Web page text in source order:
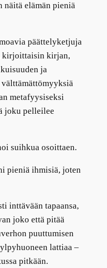
näitä elämän pieniä
päättelyketjuja
kirjoittaisin kirjan,
ja
metafyysiseksi
joku pelleilee
suihkua osoittaen.
pieniä ihmisiä, joten
inttävään tapaansa,
joko että pitää
puuttumisen
lattiaa –
pitkään.